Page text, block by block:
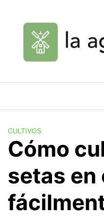
contenido
CULTIVOS
Cómo
setas en